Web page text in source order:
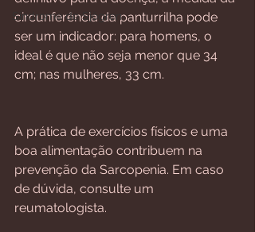
Síndrome de Sjögren
circunferência da panturrilha pode
ser um indicador: para homens, o
ideal é que não seja menor que 34
cm; nas mulheres, 33 cm.
A prática de exercícios físicos e uma
boa alimentação contribuem na
prevenção da Sarcopenia. Em caso
de dúvida, consulte um
reumatologista.